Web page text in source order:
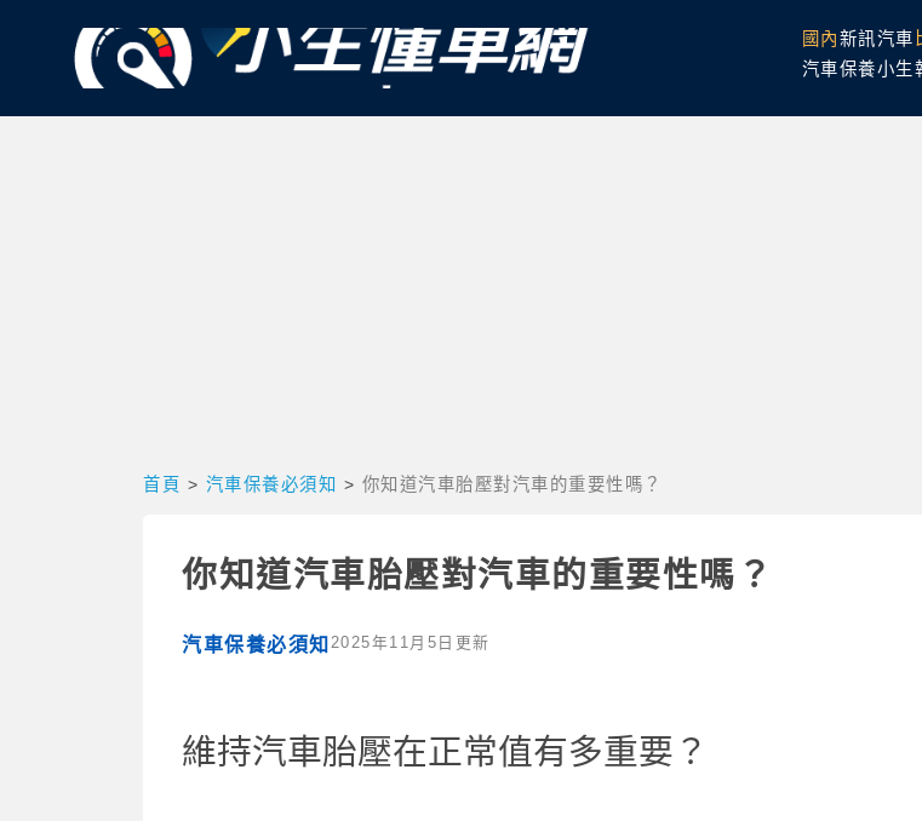
國內新訊汽車
汽車保養小生
首頁 > 汽車保養必須知 > 你知道汽車胎壓對汽車的重要性嗎？
你知道汽車胎壓對汽車的重要性嗎？
汽車保養必須知 2025年11月5日更新
維持汽車胎壓在正常值有多重要？